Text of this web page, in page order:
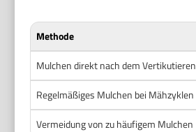
Methode
Mulchen direkt nach dem Vertikutieren
Regelmäßiges Mulchen bei Mähzyklen
Vermeidung von zu häufigem Mulchen